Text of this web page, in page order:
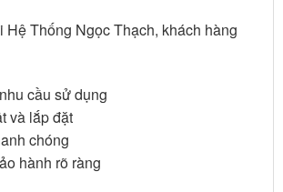
Hệ Thống Ngọc Thạch, khách hàng
cầu sử dụng
và lắp đặt
chóng
hành rõ ràng